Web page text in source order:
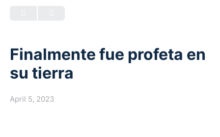
Finalmente fue profeta en
su tierra
April 5, 2023